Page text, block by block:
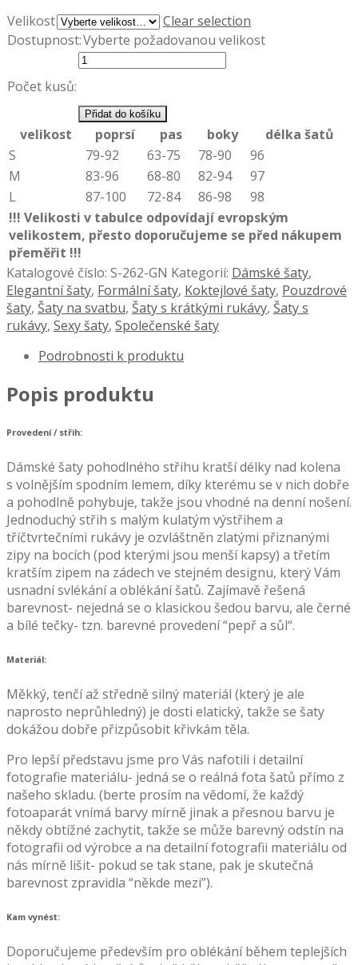
Velikost
Clear selection
Dostupnost:Vyberte požadovanou velikost
Počet kusů:
Přidat do košíku
velikost poprsí pas boky
délka šatů
S
79-92 63-75 78-90
96
M
83-96 68-80 82-94
97
L
87-100 72-84 86-98
98
!!! Velikosti v tabulce odpovídají evropským
velikostem, přesto doporučujeme se před nákupem
přeměřit !!!
Katalogové číslo: S-262-GN Kategorií: Dámské šaty,
Elegantní šaty, Formální šaty, Koktejlové šaty, Pouzdrové
šaty, Šaty na svatbu, Šaty s krátkými rukávy, Šaty s
rukávy, Sexy šaty, Společenské šaty
Podrobnosti k produktu
Popis produktu
Provedení / střih:
Dámské šaty pohodlného střihu kratší délky nad kolena
s volnějším spodním lemem, díky kterému se v nich dobře
a pohodlně pohybuje, takže jsou vhodné na denní nošení.
Jednoduchý střih s malým kulatým výstřihem a
tříčtvrtečními rukávy je ozvláštněn zlatými přiznanými
zipy na bocích (pod kterými jsou menší kapsy) a třetím
kratším zipem na zádech ve stejném designu, který Vám
usnadní svlékání a oblékání šatů. Zajímavě řešená
barevnost- nejedná se o klasickou šedou barvu, ale černé
a bílé tečky- tzn. barevné provedení “pepř a sůl“.
Materiál:
Měkký, tenčí až středně silný materiál (který je ale
naprosto neprůhledný) je dosti elatický, takže se šaty
dokážou dobře přizpůsobit křivkám těla.
Pro lepší představu jsme pro Vás nafotili i detailní
fotografie materiálu- jedná se o reálná fota šatů přímo z
našeho skladu. (berte prosím na vědomí, že každý
fotoaparát vnímá barvy mírně jinak a přesnou barvu je
někdy obtížné zachytit, takže se může barevný odstín na
fotografii od výrobce a na detailní fotografii materiálu od
nás mírně lišit- pokud se tak stane, pak je skutečná
barevnost zpravidla “někde mezi”).
Kam vynést:
Doporučujeme především pro oblékání během teplejších